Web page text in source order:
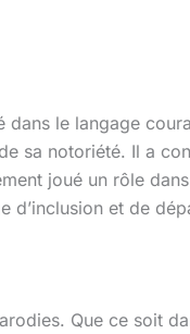
dans le langage
sa notoriété. Il a
joué un rôle
et de
Que ce soit